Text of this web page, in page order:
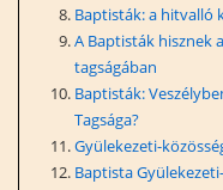
Baptisták: a hitvalló
A Baptisták hisznek
tagságában
Baptisták:
Tagsága?
Gyülekezeti-
Baptista